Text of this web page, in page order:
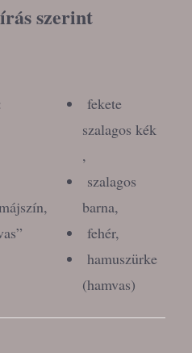
szerint
fekete
szalagos kék
,
szalagos
barna,
fehér,
hamuszürke
(hamvas)